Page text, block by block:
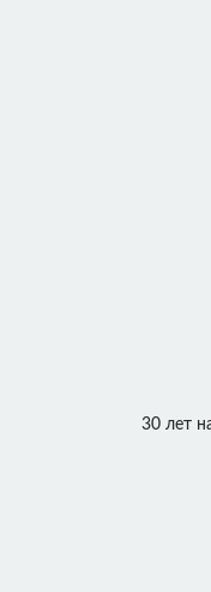
30 лет